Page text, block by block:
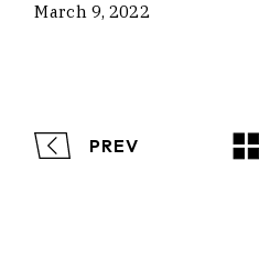
March 9, 2022
PREV